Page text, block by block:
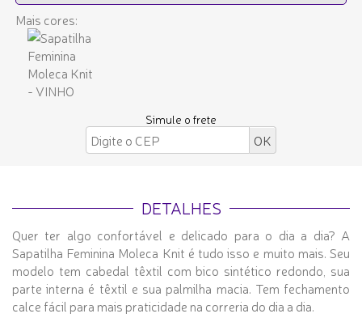
Mais cores:
Simule o frete
DETALHES
Quer ter algo confortável e delicado para o dia a dia? A
Sapatilha Feminina Moleca Knit é tudo isso e muito mais. Seu
modelo tem cabedal têxtil com bico sintético redondo, sua
parte interna é têxtil e sua palmilha macia. Tem fechamento
calce fácil para mais praticidade na correria do dia a dia.